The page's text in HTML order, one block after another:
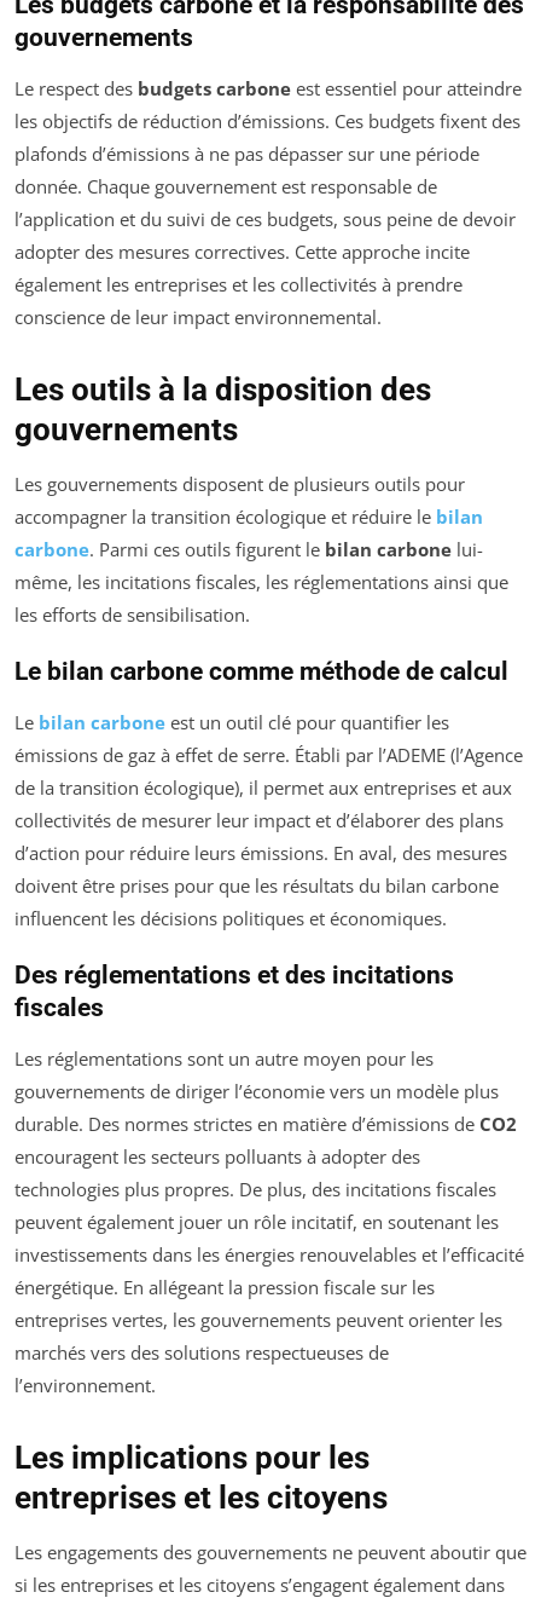
gouvernements
Le respect des budgets carbone est essentiel pour atteindre
les objectifs de réduction d’émissions. Ces budgets fixent des
plafonds d’émissions à ne pas dépasser sur une période
donnée. Chaque gouvernement est responsable de
l’application et du suivi de ces budgets, sous peine de devoir
adopter des mesures correctives. Cette approche incite
également les entreprises et les collectivités à prendre
conscience de leur impact environnemental.
Les outils à la disposition des
gouvernements
Les gouvernements disposent de plusieurs outils pour
accompagner la transition écologique et réduire le bilan
carbone. Parmi ces outils figurent le bilan carbone lui-
même, les incitations fiscales, les réglementations ainsi que
les efforts de sensibilisation.
Le bilan carbone comme méthode de calcul
Le bilan carbone est un outil clé pour quantifier les
émissions de gaz à effet de serre. Établi par l’ADEME (l’Agence
de la transition écologique), il permet aux entreprises et aux
collectivités de mesurer leur impact et d’élaborer des plans
d’action pour réduire leurs émissions. En aval, des mesures
doivent être prises pour que les résultats du bilan carbone
influencent les décisions politiques et économiques.
Des réglementations et des incitations
fiscales
Les réglementations sont un autre moyen pour les
gouvernements de diriger l’économie vers un modèle plus
durable. Des normes strictes en matière d’émissions de CO2
encouragent les secteurs polluants à adopter des
technologies plus propres. De plus, des incitations fiscales
peuvent également jouer un rôle incitatif, en soutenant les
investissements dans les énergies renouvelables et l’efficacité
énergétique. En allégeant la pression fiscale sur les
entreprises vertes, les gouvernements peuvent orienter les
marchés vers des solutions respectueuses de
l’environnement.
Les implications pour les
entreprises et les citoyens
Les engagements des gouvernements ne peuvent aboutir que
si les entreprises et les citoyens s’engagent également dans